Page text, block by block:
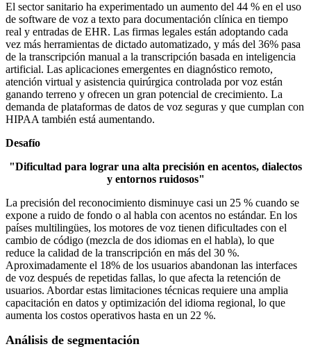
El sector sanitario ha experimentado un aumento del 44 % en el uso
de software de voz a texto para documentación clínica en tiempo
real y entradas de EHR. Las firmas legales están adoptando cada
vez más herramientas de dictado automatizado, y más del 36% pasa
de la transcripción manual a la transcripción basada en inteligencia
artificial. Las aplicaciones emergentes en diagnóstico remoto,
atención virtual y asistencia quirúrgica controlada por voz están
ganando terreno y ofrecen un gran potencial de crecimiento. La
demanda de plataformas de datos de voz seguras y que cumplan con
HIPAA también está aumentando.
Desafío
"Dificultad para lograr una alta precisión en acentos, dialectos
y entornos ruidosos"
La precisión del reconocimiento disminuye casi un 25 % cuando se
expone a ruido de fondo o al habla con acentos no estándar. En los
países multilingües, los motores de voz tienen dificultades con el
cambio de código (mezcla de dos idiomas en el habla), lo que
reduce la calidad de la transcripción en más del 30 %.
Aproximadamente el 18% de los usuarios abandonan las interfaces
de voz después de repetidas fallas, lo que afecta la retención de
usuarios. Abordar estas limitaciones técnicas requiere una amplia
capacitación en datos y optimización del idioma regional, lo que
aumenta los costos operativos hasta en un 22 %.
Análisis de segmentación